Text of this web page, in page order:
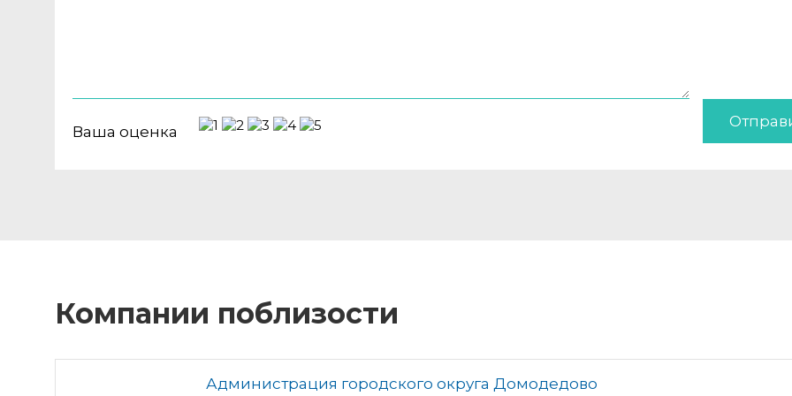
Ваша оценка
Компании поблизости
Администрация городского округа Домодедово